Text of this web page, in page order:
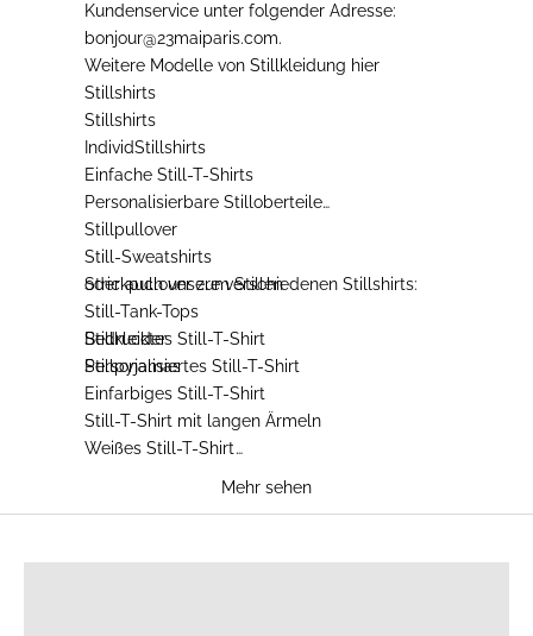
Kundenservice unter folgender Adresse:
bonjour@23maiparis.com.
Weitere Modelle von Stillkleidung hier
Stillshirts
Stillshirts
IndividStillshirts
Einfache Still-T-Shirts
Personalisierbare Stilloberteile
Stillpullover
Still-Sweatshirts
Strickpullover zum Stillen
Still-Tank-Tops
Stillkleider
Stillpyjamas
oder auch unsere verschiedenen Stillshirts:
Bedrucktes Still-T-Shirt
Personalisiertes Still-T-Shirt
Einfarbiges Still-T-Shirt
Still-T-Shirt mit langen Ärmeln
Weißes Still-T-Shirt
Blaues Still-T-Shirt
Still-T-Shirt in Camel
Mehr sehen